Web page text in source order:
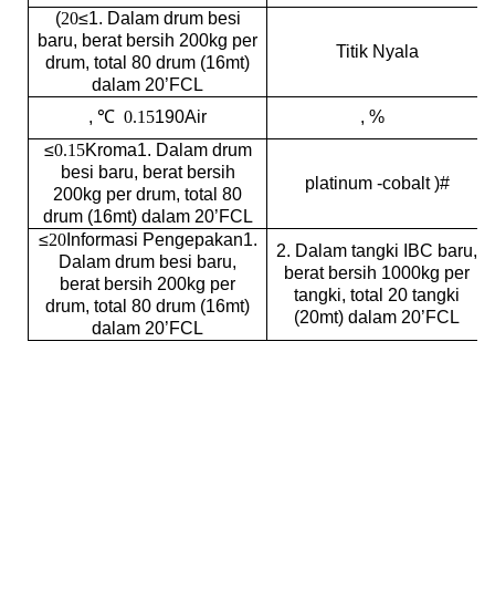
(20≤1. Dalam drum besi
baru, berat bersih 200kg per
drum, total 80 drum (16mt)
dalam 20’FCL
Titik Nyala
, ℃ 0.15190Air
, %
≤0.15Kroma1. Dalam drum
besi baru, berat bersih
200kg per drum, total 80
drum (16mt) dalam 20’FCL
platinum -cobalt )#
≤20Informasi Pengepakan1.
Dalam drum besi baru,
berat bersih 200kg per
drum, total 80 drum (16mt)
dalam 20’FCL
2. Dalam tangki IBC baru,
berat bersih 1000kg per
tangki, total 20 tangki
(20mt) dalam 20’FCL